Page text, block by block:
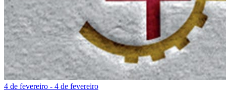
4 de fevereiro - 4 de fevereiro